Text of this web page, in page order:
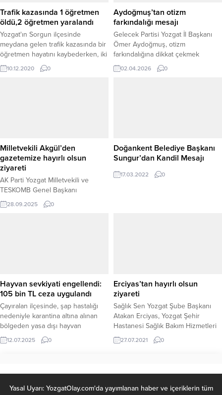
Trafik kazasında 1 öğretmen
öldü,2 öğretmen yaralandı
Yozgat'ın Sorgun ilçesinde
meydana gelen trafik kazasında bir
öğretmen hayatını kaybederken, iki
öğretmen de yaralandı.
10.12.2020 0
Aydoğmuş’tan otizm
farkındalığı mesajı
Gelecek Partisi Yozgat İl Başkanı
Ömer Aydoğmuş, otizm
farkındalığına dikkat çekmek
amacıyla bir mesaj yayımladı.
Aydoğmuş, otizmin bir eksiklik
zenginlik olarak görülmesi
gerektiğini söyledi. “Otizm bir...
02.04.2026 0
Milletvekili Akgül’den
gazetemize hayırlı olsun
ziyareti
AK Parti Yozgat Milletvekili ve
TESKOMB Genel Başkanı
Abdulkadir Akgül, gazetemizin
imtiyaz sahipliğinde yaşanan
siyaset, iş dünyası, kamu kurumları
ve sivil toplum kuruluşlarından
birçok isim Yeni Ufuk’a
ziyaretlerde...
28.09.2025 0
Doğankent Belediye Başkanı
Sungur’dan Kandil Mesajı
17.03.2022 0
Hayvan sevkiyati engellendi:
105 bin TL ceza uygulandı
Çayıralan ilçesinde, şap hastalığı
nedeniyle karantina altına alınan
bölgeden yasa dışı hayvan
sevkiyatı engellendi. İlçe Jandarma
Komutanlığı ve İlçe Tarım
sırasında, karantinaya rağmen
büyükbaş hayvan sevki yapmaya
12.07.2025 0
Erciyas’tan hayırlı olsun
ziyareti
Sağlık Sen Yozgat Şube Başkanı
Atakan Erciyas, Yozgat Şehir
Hastanesi Sağlık Bakım Hizmetleri
Müdürü Elif Tinel, Başhekim
Yardımcısı Dr. M Akif Karaarslan,
Müdürlüğü’nde uzman olarak
göreve başlayan Filiz Kabayel’i,
27.07.2021 0
Yasal Uyarı: YozgatOlay.com'da yayımlanan haber ve içeriklerin tüm